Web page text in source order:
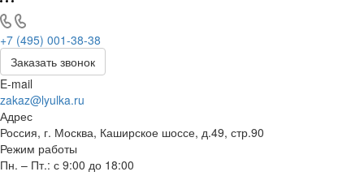
+7 (495) 001-38-38
Заказать звонок
E-mail
zakaz@lyulka.ru
Адрес
Россия, г. Москва, Каширское шоссе, д.49, стр.90
Режим работы
Пн. – Пт.: с 9:00 до 18:00